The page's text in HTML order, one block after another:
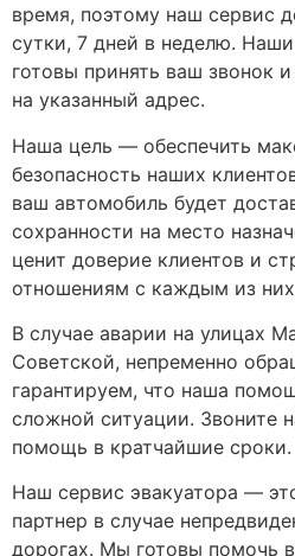
время, поэтому наш сервис
сутки, 7 дней в неделю.
готовы принять ваш звонок
на указанный адрес.
Наша цель — обеспечить
безопасность наших
ваш автомобиль будет
сохранности на место
ценит доверие клиентов и
отношениям с каждым из
В случае аварии на улицах
Советской, непременно
гарантируем, что наша
сложной ситуации. Звоните
помощь в кратчайшие сроки.
Наш сервис эвакуатора —
партнер в случае
дорогах. Мы готовы помочь